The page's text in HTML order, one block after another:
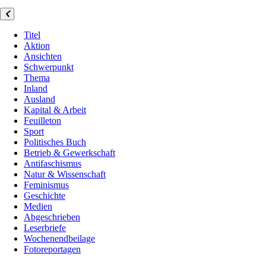
Titel
Aktion
Ansichten
Schwerpunkt
Thema
Inland
Ausland
Kapital & Arbeit
Feuilleton
Sport
Politisches Buch
Betrieb & Gewerkschaft
Antifaschismus
Natur & Wissenschaft
Feminismus
Geschichte
Medien
Abgeschrieben
Leserbriefe
Wochenendbeilage
Fotoreportagen